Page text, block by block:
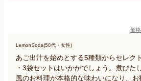
価
LemonSoda(50代・女性)
あご出汁を始めとする5種類からセレク
・3袋セットはいかがでしょう。煮びた
風のお料理が本格的な味わいになり、お